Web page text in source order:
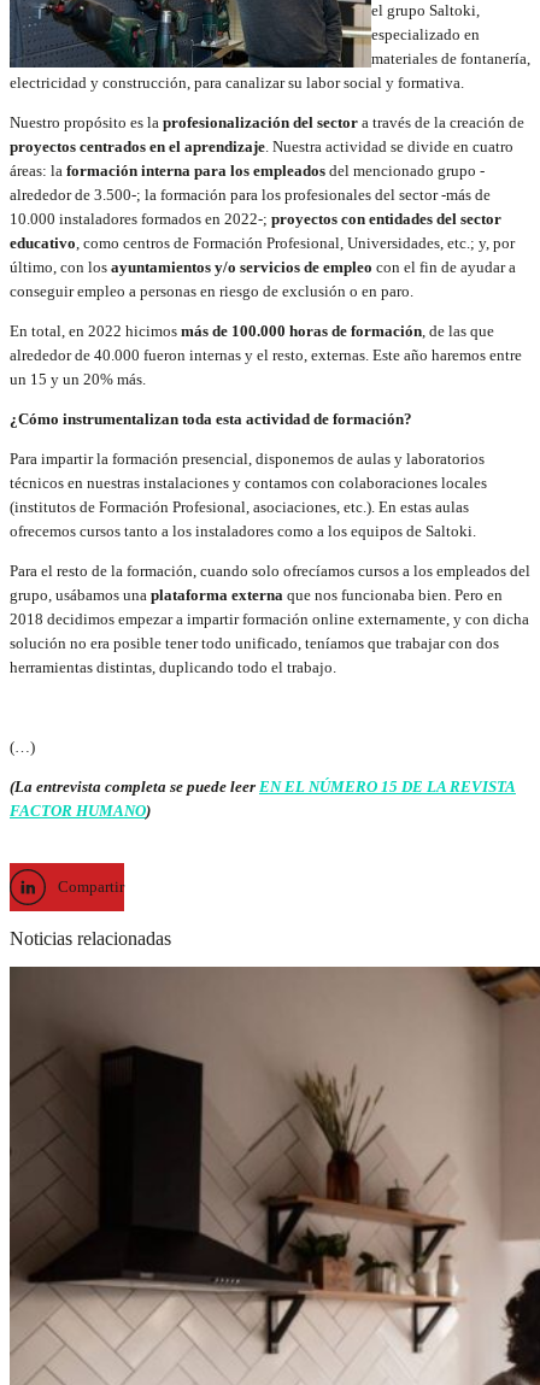
el grupo Saltoki,
especializado en
materiales de fontanería,
electricidad y construcción, para canalizar su labor social y formativa.
Nuestro propósito es la profesionalización del sector a través de la creación de
proyectos centrados en el aprendizaje. Nuestra actividad se divide en cuatro
áreas: la formación interna para los empleados del mencionado grupo -
alrededor de 3.500-; la formación para los profesionales del sector -más de
10.000 instaladores formados en 2022-; proyectos con entidades del sector
educativo, como centros de Formación Profesional, Universidades, etc.; y, por
último, con los ayuntamientos y/o servicios de empleo con el fin de ayudar a
conseguir empleo a personas en riesgo de exclusión o en paro.
En total, en 2022 hicimos más de 100.000 horas de formación, de las que
alrededor de 40.000 fueron internas y el resto, externas. Este año haremos entre
un 15 y un 20% más.
¿Cómo instrumentalizan toda esta actividad de formación?
Para impartir la formación presencial, disponemos de aulas y laboratorios
técnicos en nuestras instalaciones y contamos con colaboraciones locales
(institutos de Formación Profesional, asociaciones, etc.). En estas aulas
ofrecemos cursos tanto a los instaladores como a los equipos de Saltoki.
Para el resto de la formación, cuando solo ofrecíamos cursos a los empleados del
grupo, usábamos una plataforma externa que nos funcionaba bien. Pero en
2018 decidimos empezar a impartir formación online externamente, y con dicha
solución no era posible tener todo unificado, teníamos que trabajar con dos
herramientas distintas, duplicando todo el trabajo.
(…)
(La entrevista completa se puede leer EN EL NÚMERO 15 DE LA REVISTA
FACTOR HUMANO)
Compartir
Noticias relacionadas